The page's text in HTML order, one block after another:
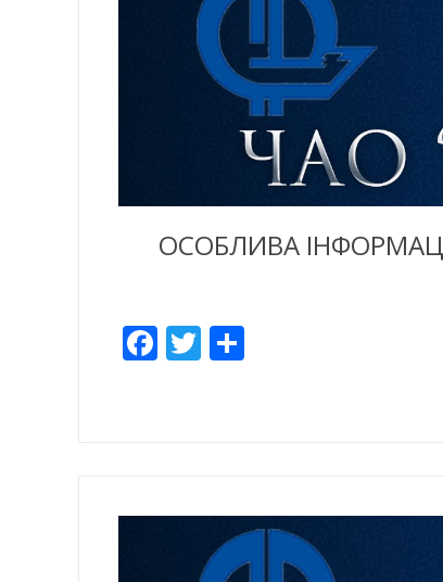
ОСОБЛИВА
Facebook
Twitter
Share